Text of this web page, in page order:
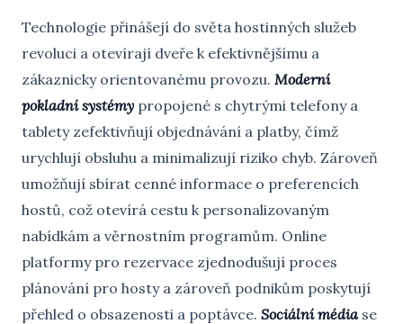
Technologie přinášejí do světa hostinných služeb
revoluci a otevírají dveře k efektivnějšímu a
zákaznicky orientovanému provozu. Moderní
pokladní systémy propojené s chytrými telefony a
tablety zefektivňují objednávání a platby, čímž
urychlují obsluhu a minimalizují riziko chyb. Zároveň
umožňují sbírat cenné informace o preferencích
hostů, což otevírá cestu k personalizovaným
nabídkám a věrnostním programům. Online
platformy pro rezervace zjednodušují proces
plánování pro hosty a zároveň podnikům poskytují
přehled o obsazenosti a poptávce. Sociální médiase